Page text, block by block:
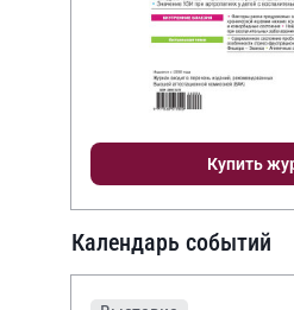
Купить
Календарь событий